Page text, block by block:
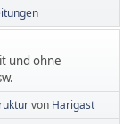
und ohne
von Harigast